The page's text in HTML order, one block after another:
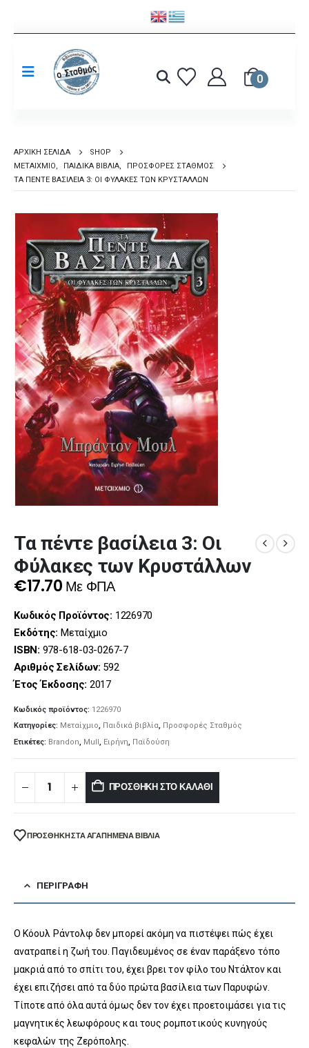
0
ΑΡΧΙΚΉ ΣΕΛΊΔΑ
SHOP
ΜΕΤΑΊΧΜΙΟ, ΠΑΙΔΙΚΆ ΒΙΒΛΊΑ,
ΠΡΟΣΦΟΡΈΣ ΣΤΑΘΜΌΣ
ΤΑ ΠΈΝΤΕ ΒΑΣΊΛΕΙΑ 3: ΟΙ ΦΎΛΑΚΕΣ ΤΩΝ ΚΡΥΣΤΆΛΛΩΝ
Τα πέντε βασίλεια 3: Οι
Φύλακες των Κρυστάλλων
€17.70 Με ΦΠΑ
Κωδικός Προϊόντος: 1226970
Εκδότης: Μεταίχμιο
ISBN: 978-618-03-0267-7
Αριθμός Σελίδων: 592
Έτος Έκδοσης: 2017
Κωδικός προϊόντος: 1226970
Κατηγορίες: Μεταίχμιο, Παιδικά βιβλία, Προσφορές Σταθμός
Ετικέτες: Brandon, Mull, Ειρήνη, Παϊδούση
ΠΡΟΣΘΉΚΗ ΣΤΟ ΚΑΛΆΘΙ
ΠΡΌΣΘΉΚΗ ΣΤΑ ΑΓΑΠΗΜΈΝΑ ΒΙΒΛΊΑ
ΠΕΡΙΓΡΑΦΉ
Ο Κόουλ Ράντολφ δεν μπορεί ακόμη να πιστέψει πώς έχει
ανατραπεί η ζωή του. Παγιδευμένος σε έναν παράξενο τόπο
μακριά από το σπίτι του, έχει βρει τον φίλο του Ντάλτον και
έχει επιζήσει από τα δύο πρώτα βασίλεια των Παρυφών.
Τίποτε από όλα αυτά όμως δεν τον έχει προετοιμάσει για τις
μαγνητικές λεωφόρους και τους ρομποτικούς κυνηγούς
κεφαλών της Ζερόπολης.